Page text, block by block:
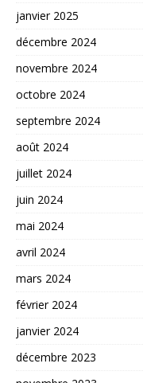
janvier 2025
décembre 2024
novembre 2024
octobre 2024
septembre 2024
août 2024
juillet 2024
juin 2024
mai 2024
avril 2024
mars 2024
février 2024
janvier 2024
décembre 2023